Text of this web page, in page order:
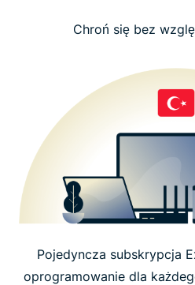
Chroń się bez
Pojedyncza subskrypcja
oprogramowanie dla